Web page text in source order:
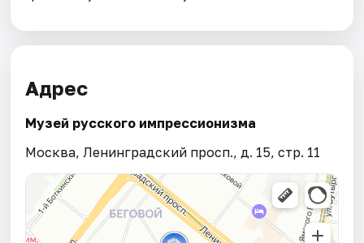
Адрес
Музей русского импрессионизма
Москва, Ленинградский просп., д. 15, стр. 11